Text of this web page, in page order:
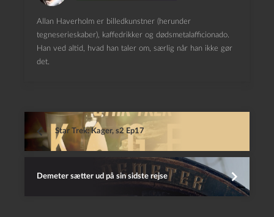
Allan Haverholm er billedkunstner (herunder
tegneserieskaber), kaffedrikker og dødsmetalafficionado.
Han ved altid, hvad han taler om, særlig når han ikke gør
det.
Star Trek: Kager, s2 Ep17
Demeter sætter ud på sin sidste rejse